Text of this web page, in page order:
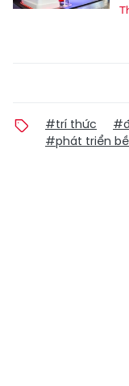
#trí thức
#phát triển